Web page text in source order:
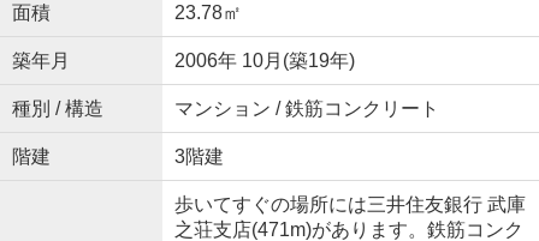
面積 23.78㎡
築年月 2006年 10月(築19年)
種別 / 構造 マンション / 鉄筋コンクリート
階建 3階建
歩いてすぐの場所には三井住友銀行 武庫
之荘支店(471m)があります。鉄筋コンク